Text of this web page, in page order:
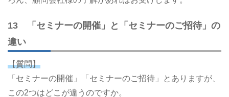
13 「セミナーの開催」と「セミナーのご招待」の
違い
【質問】
「セミナーの開催」「セミナーのご招待」とありますが、
この2つはどこが違うのですか。